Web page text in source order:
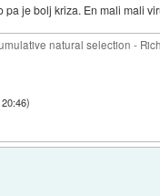
je bolj kriza. En mali mali
natural selection -
)